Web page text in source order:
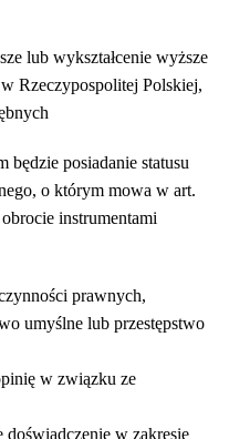
lub wykształcenie wyższe
Rzeczypospolitej Polskiej,
będzie posiadanie statusu
o którym mowa w art.
instrumentami
prawnych,
umyślne lub przestępstwo
w związku ze
doświadczenie w zakresie